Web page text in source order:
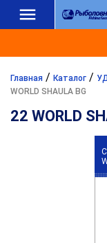
Главная / Каталог /
WORLD SHAULA BG
22 WORLD